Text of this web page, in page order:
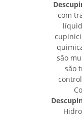
com
são
são